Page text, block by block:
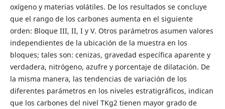
oxígeno y materias volátiles. De los resultados se concluye
que el rango de los carbones aumenta en el siguiente
orden: Bloque III, II, I y V. Otros parámetros asumen valores
independientes de la ubicación de la muestra en los
bloques; tales son: cenizas, gravedad específica aparente y
verdadera, nitrógeno, azufre y porcentaje de dilatación. De
la misma manera, las tendencias de variación de los
diferentes parámetros en los niveles estratigráficos, indican
que los carbones del nivel TKg2 tienen mayor grado de